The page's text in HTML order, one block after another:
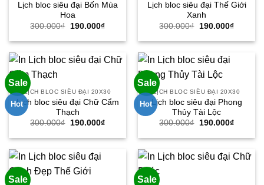
Lịch bloc siêu đại Bốn Mùa
Hoa
300.000₫
Giá
là:
190.000₫Giá
tại
190.000₫.
Lịch bloc siêu đại Thế Giới
Xanh
300.000₫
Giá
là:
190.000₫Giá
tại
Sale
Hot
LỊCH BLOC SIÊU ĐẠI 20X30
Lịch bloc siêu đại Chữ Cẩm
Thạch
300.000₫
Giá
là:
190.000₫Giá
tại
190.000₫.
Sale
Hot
LỊCH BLOC SIÊU ĐẠI 20X30
Lịch bloc siêu đại Phong
Thủy Tài Lộc
300.000₫
Giá
là:
190.000₫Giá
tại
Sale Sale